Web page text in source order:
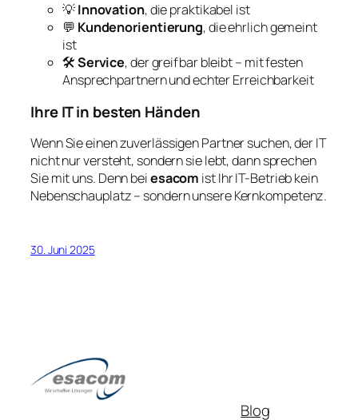
💡Innovation, die praktikabel ist
💬 Kundenorientierung, die ehrlich gemeint
ist
🛠️Service, der greifbar bleibt – mit festen
Ansprechpartnern und echter Erreichbarkeit
Ihre IT in besten Händen
Wenn Sie einen zuverlässigen Partner suchen, der IT
nicht nur versteht, sondern sie lebt, dann sprechen
Sie mit uns. Denn beiesacom ist Ihr IT-Betrieb kein
Nebenschauplatz – sondern unsere Kernkompetenz.
30. Juni 2025
Blog